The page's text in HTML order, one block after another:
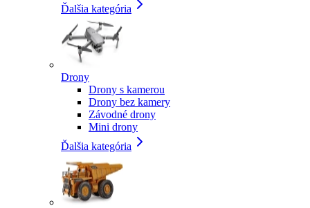
Ďalšia kategória
Drony
Drony s kamerou
Drony bez kamery
Závodné drony
Mini drony
Ďalšia kategória